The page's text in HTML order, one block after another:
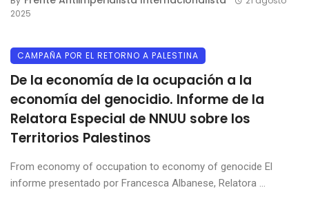
2025
CAMPAÑA POR EL RETORNO A PALESTINA
De la economía de la ocupación a la
economía del genocidio. Informe de la
Relatora Especial de NNUU sobre los
Territorios Palestinos
From economy of occupation to economy of genocide El
informe presentado por Francesca Albanese, Relatora ...